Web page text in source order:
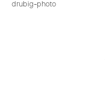
drubig-photo